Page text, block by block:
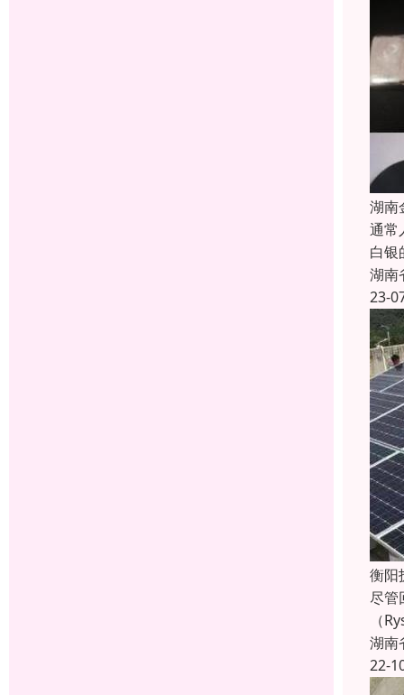
湖南
通常
白银
湖南
23-
衡阳
尽管
（
湖南
22-